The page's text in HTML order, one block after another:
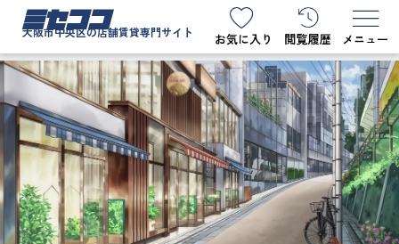
ミセココ
大阪市中央区の店舗賃貸専門サイト